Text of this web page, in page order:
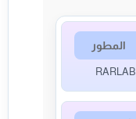
المطور
RARLAB